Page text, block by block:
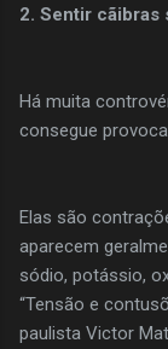
2. Sentir cãibras
Há muita
consegue
Elas são
aparecem
sódio, potássio,
“Tensão e
paulista Victor